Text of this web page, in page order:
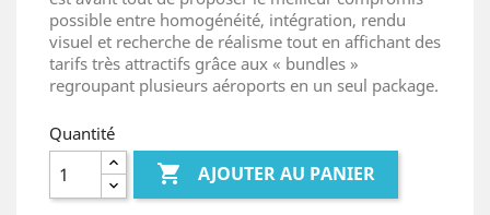
possible entre homogénéité, intégration, rendu
visuel et recherche de réalisme tout en affichant des
tarifs très attractifs grâce aux « bundles »
regroupant plusieurs aéroports en un seul package.
Quantité
 AJOUTER AU PANIER